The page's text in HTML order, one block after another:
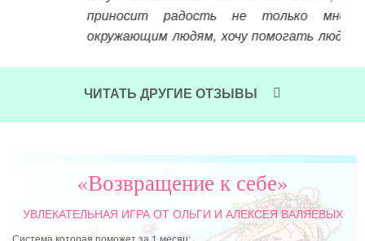
приносит радость не только мне, но и
окружающим людям, хочу помогать людям расти
самой собой, именно такой, какой меня создал
Бог.
«Возвращение к себе»